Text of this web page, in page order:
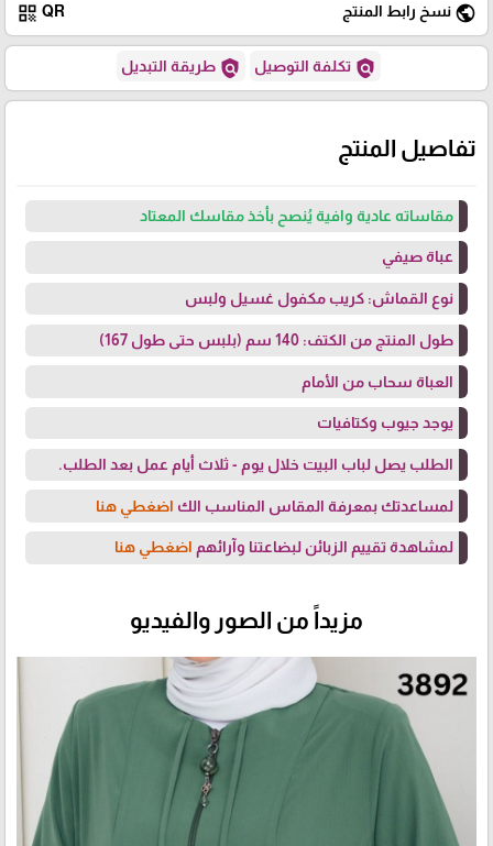
public نسخ رابط المنتج QR
qr_code
policy تكلفة التوصيل policy طريقة التبديل
تفاصيل المنتج
مقاساته عادية وافية يُنصح بأخذ مقاسك المعتاد
عباة صيفي
نوع القماش: كريب مكفول غسيل ولبس
طول المنتج من الكتف: 140 سم (بلبس حتى طول 167)
العباة سحاب من الأمام
يوجد جيوب وكتافيات
الطلب يصل لباب البيت خلال يوم - ثلاث أيام عمل بعد الطلب.
لمساعدتك بمعرفة المقاس المناسب الك اضغطي هنا
لمشاهدة تقييم الزبائن لبضاعتنا وآرائهم اضغطي هنا
مزيداً من الصور والفيديو